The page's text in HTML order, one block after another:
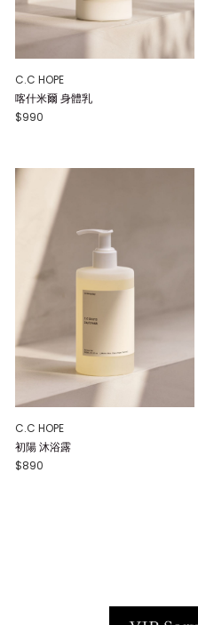
C.C HOPE
喀什米爾 身體乳
$990
C.C HOPE
初陽 沐浴露
$890